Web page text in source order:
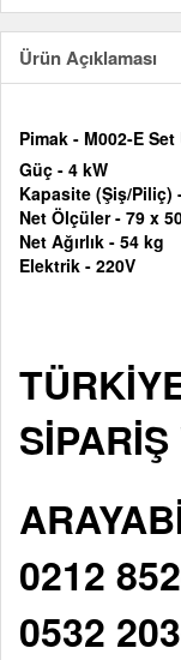
Ürün Açıklaması
Pimak - M002-E
Güç - 4 kW
Kapasite (Şiş/Piliç)
Net Ölçüler - 79 x
Net Ağırlık - 54 kg
Elektrik - 220V
0212
0532